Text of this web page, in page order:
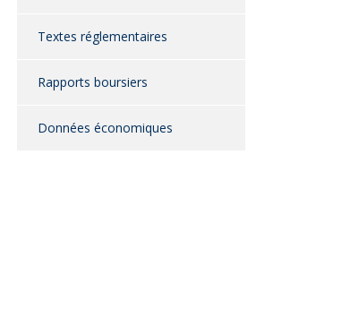
Textes réglementaires
Rapports boursiers
Données économiques